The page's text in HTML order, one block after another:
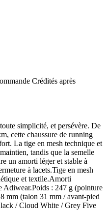
Crédités après
simplicité, et persévère. De
cette chaussure de running
La tige en mesh technique et
tandis que la semelle
un amorti léger et stable à
à lacets.Tige en mesh
et textile.Amorti
: 247 g (pointure
mm (talon 31 mm / avant-pied
/ Cloud White / Grey Five